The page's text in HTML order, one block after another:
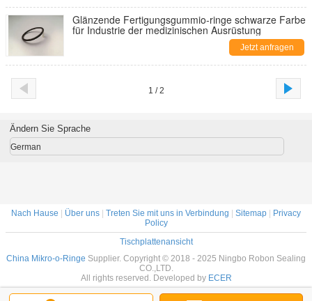
Glänzende Fertigungsgummio-ringe schwarze Farbe
für Industrie der medizinischen Ausrüstung
Jetzt anfragen
1 / 2
Ändern Sie Sprache
German
Nach Hause Über uns Treten Sie mit uns in Verbindung Sitemap
Privacy
Policy
Tischplattenansicht
China Mikro-o-Ringe Supplier. Copyright © 2018 - 2025 Ningbo Robon Sealing
CO.,LTD.
All rights reserved. Developed by ECER